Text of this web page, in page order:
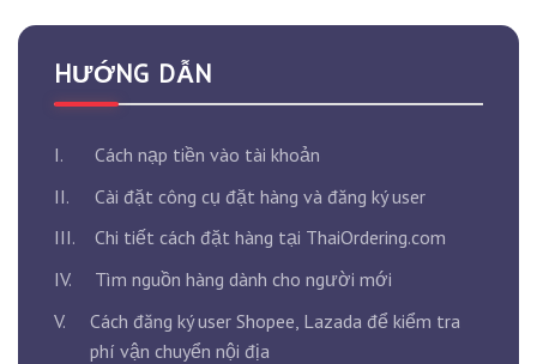
HƯỚNG DẪN
I.
Cách nạp tiền vào tài khoản
II.
Cài đặt công cụ đặt hàng và đăng ký user
III.
Chi tiết cách đặt hàng tại ThaiOrdering.com
IV.
Tìm nguồn hàng dành cho người mới
V.
Cách đăng ký user Shopee, Lazada để kiểm tra
phí vận chuyển nội địa